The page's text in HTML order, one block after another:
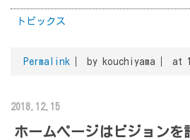
トピックス
Permalink by kouchiyama at
2018.12.15
ホームページはビジョンを